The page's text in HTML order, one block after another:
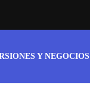
Y NEGOCIOS